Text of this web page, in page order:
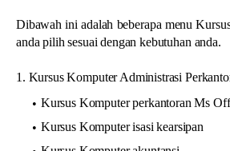
Dibawah ini adalah beberapa menu
anda pilih sesuai dengan kebutuhan anda.
1. Kursus Komputer Administrasi
Kursus Komputer perkantoran Ms
Kursus Komputer isasi kearsipan